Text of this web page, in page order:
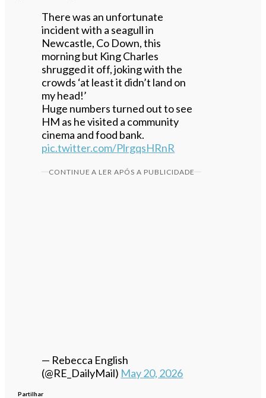
There was an unfortunate
incident with a seagull in
Newcastle, Co Down, this
morning but King Charles
shrugged it off, joking with the
crowds ‘at least it didn’t land on
my head!’
Huge numbers turned out to see
HM as he visited a community
cinema and food bank.
pic.twitter.com/PlrgqsHRnR
CONTINUE A LER APÓS A PUBLICIDADE
— Rebecca English
(@RE_DailyMail) May 20, 2026
Partilhar